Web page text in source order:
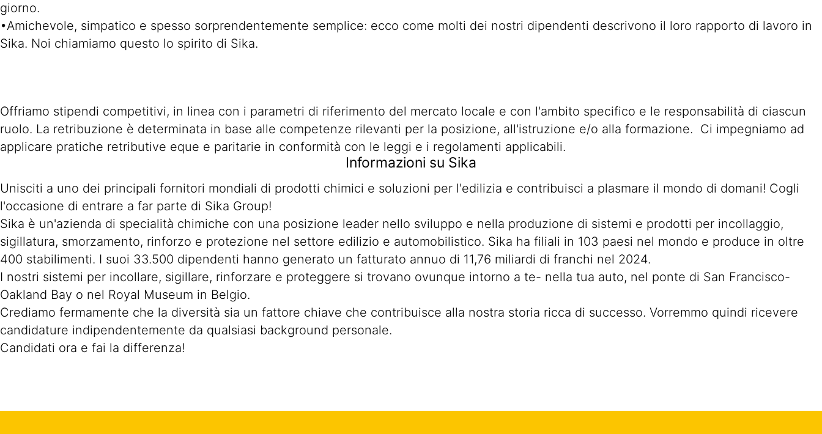
giorno.
•Amichevole, simpatico e spesso sorprendentemente semplice: ecco come molti dei nostri dipendenti descrivono il loro rapporto di lavoro in
Sika. Noi chiamiamo questo lo spirito di Sika.
Offriamo stipendi competitivi, in linea con i parametri di riferimento del mercato locale e con l'ambito specifico e le responsabilità di ciascun
ruolo. La retribuzione è determinata in base alle competenze rilevanti per la posizione, all'istruzione e/o alla formazione. Ci impegniamo ad
applicare pratiche retributive eque e paritarie in conformità con le leggi e i regolamenti applicabili.
Informazioni su Sika
Unisciti a uno dei principali fornitori mondiali di prodotti chimici e soluzioni per l'edilizia e contribuisci a plasmare il mondo di domani! Cogli
l'occasione di entrare a far parte di Sika Group!
Sika è un'azienda di specialità chimiche con una posizione leader nello sviluppo e nella produzione di sistemi e prodotti per incollaggio,
sigillatura, smorzamento, rinforzo e protezione nel settore edilizio e automobilistico. Sika ha filiali in 103 paesi nel mondo e produce in oltre
400 stabilimenti. I suoi 33.500 dipendenti hanno generato un fatturato annuo di 11,76 miliardi di franchi nel 2024.
I nostri sistemi per incollare, sigillare, rinforzare e proteggere si trovano ovunque intorno a te- nella tua auto, nel ponte di San Francisco-
Oakland Bay o nel Royal Museum in Belgio.
Crediamo fermamente che la diversità sia un fattore chiave che contribuisce alla nostra storia ricca di successo. Vorremmo quindi ricevere
candidature indipendentemente da qualsiasi background personale.
Candidati ora e fai la differenza!